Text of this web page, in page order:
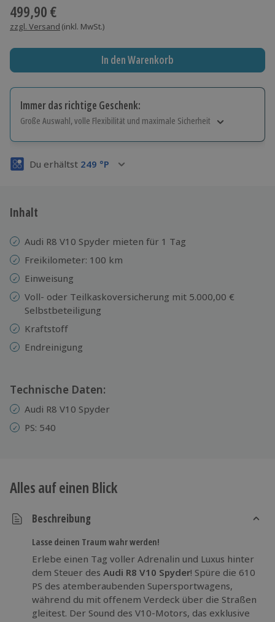
499,90 €
zzgl. Versand (inkl. MwSt.)
In den Warenkorb
Immer das richtige Geschenk:
Große Auswahl, volle Flexibilität und maximale Sicherheit
Volle Flexibilität
3 Jahre gültig & verlängerbar.
Du erhältst 249 °P
Inhalt
Audi R8 V10 Spyder mieten für 1 Tag
Freikilometer: 100 km
Einweisung
Voll- oder Teilkaskoversicherung mit 5.000,00 €
Selbstbeteiligung
Kraftstoff
Endreinigung
Technische Daten:
Audi R8 V10 Spyder
PS: 540
Alles auf einen Blick
Beschreibung
Lasse deinen Traum wahr werden!
Erlebe einen Tag voller Adrenalin und Luxus hinter
dem Steuer des Audi R8 V10 Spyder! Spüre die 610
PS des atemberaubenden Supersportwagens,
während du mit offenem Verdeck über die Straßen
gleitest. Der Sound des V10-Motors, das exklusive